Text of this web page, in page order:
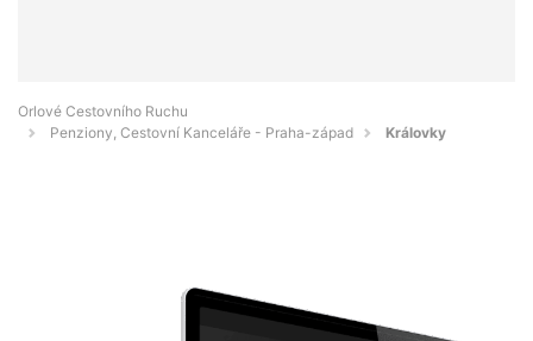
Orlové Cestovního Ruchu
Penziony, Cestovní Kanceláře - Praha-západ
Královky